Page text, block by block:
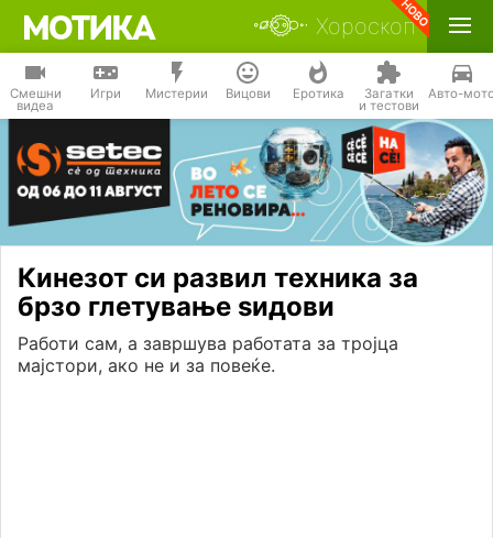
Хороскоп
Смешни
видеа
Игри Мистерии Вицови Еротика Загатки
и тестови
Авто-
Кинезот си развил техника за
брзо глетување ѕидови
Работи сам, а завршува работата за тројца
мајстори, ако не и за повеќе.